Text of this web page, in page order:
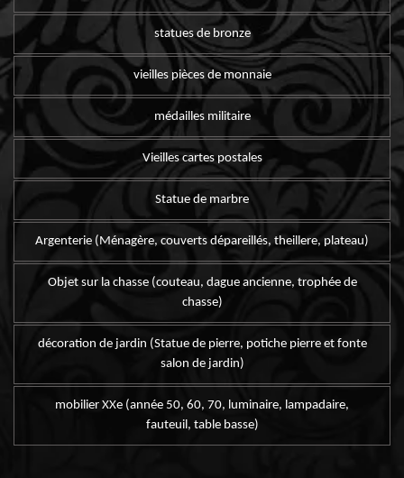
statues de bronze
vieilles pièces de monnaie
médailles militaire
Vieilles cartes postales
Statue de marbre
Argenterie (Ménagère, couverts dépareillés, theillere, plateau)
Objet sur la chasse (couteau, dague ancienne, trophée de
chasse)
décoration de jardin (Statue de pierre, potiche pierre et fonte
salon de jardin)
mobilier XXe (année 50, 60, 70, luminaire, lampadaire,
fauteuil, table basse)